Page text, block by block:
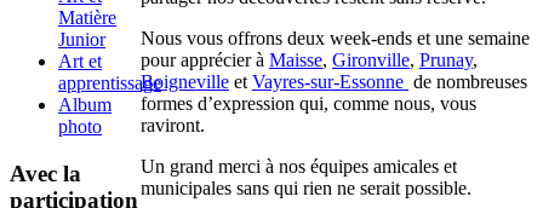
Nous vous offrons deux week-ends et une semaine
pour apprécier à Maisse, Gironville, Prunay,
Boigneville etVayres-sur-Essonne de nombreuses
formes d’expression qui, comme nous, vous
raviront.
Un grand merci à nos équipes amicales et
municipales sans qui rien ne serait possible.
Matière
Junior
Art et
apprentissage
Album
photo
Avec la
participation